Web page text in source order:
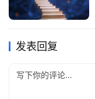
发表回复